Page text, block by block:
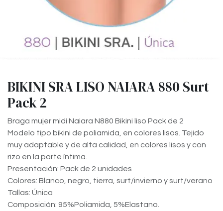
BIKINI SRA LISO NAIARA 880 Surt
Pack 2
Braga mujer midi Naiara N880 Bikini liso Pack de 2
Modelo tipo bikini de poliamida, en colores lisos. Tejido
muy adaptable y de alta calidad, en colores lisos y con
rizo en la parte íntima.
Presentación: Pack de 2 unidades
Colores: Blanco, negro, tierra, surt/invierno y surt/verano
Tallas: Única
Composición: 95%Poliamida, 5%Elastano.